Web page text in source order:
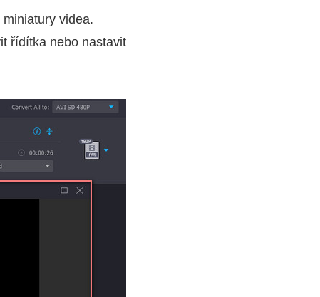
videa.
řídítka nebo nastavit